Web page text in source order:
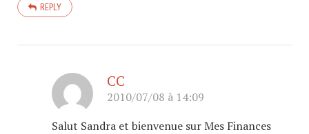
REPLY
CC
2010/07/08 à 14:09
Salut Sandra et bienvenue sur Mes Finances